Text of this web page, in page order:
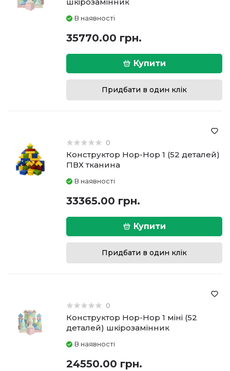
В наявності
35770.00 грн.
Купити
Придбати в один клік
0
Конструктор Hop-Hop 1 (52 деталей)
ПВХ тканина
В наявності
33365.00 грн.
Купити
Придбати в один клік
0
Конструктор Hop-Hop 1 міні (52
деталей) шкірозамінник
В наявності
24550.00 грн.